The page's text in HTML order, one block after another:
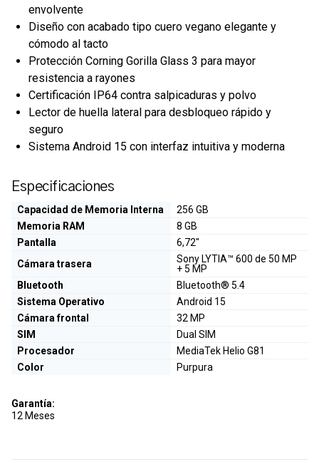
envolvente
Diseño con acabado tipo cuero vegano elegante y
cómodo al tacto
Protección Corning Gorilla Glass 3 para mayor
resistencia a rayones
Certificación IP64 contra salpicaduras y polvo
Lector de huella lateral para desbloqueo rápido y
seguro
Sistema Android 15 con interfaz intuitiva y moderna
Especificaciones
Capacidad de Memoria Interna
256 GB
Memoria RAM
8 GB
Pantalla
6,72"
Cámara trasera
Sony LYTIA™ 600 de 50 MP
+ 5 MP
Bluetooth
Bluetooth® 5.4
Sistema Operativo
Android 15
Cámara frontal
32 MP
SIM
Dual SIM
Procesador
MediaTek Helio G81
Color
Purpura
Garantía:
12 Meses